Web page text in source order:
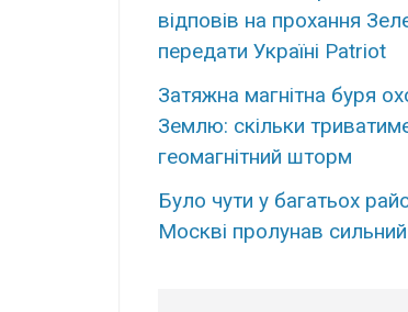
відповів на прохання
передати Україні Patriot
Затяжна магнітна буря
Землю: скільки
геомагнітний шторм
Було чути у багатьох
Москві пролунав